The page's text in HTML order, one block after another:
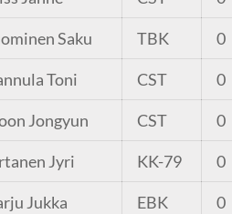
Saku TBK 0
Toni CST 0
Jongyun CST 0
Jyri KK-79 0
Jukka EBK 0